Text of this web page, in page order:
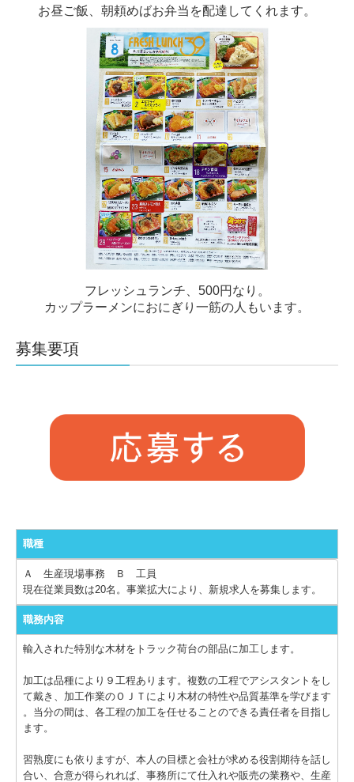
お昼ご飯、朝頼めばお弁当を配達してくれます。
フレッシュランチ、500円なり。
カップラーメンにおにぎり一筋の人もいます。
募集要項
職種
Ａ 生産現場事務 Ｂ 工員
現在従業員数は20名。事業拡大により、新規求人を募集します。
職務内容
輸入された特別な木材をトラック荷台の部品に加工します。
加工は品種により９工程あります。複数の工程でアシスタントをし
て戴き、加工作業のＯＪＴにより木材の特性や品質基準を学びます
。当分の間は、各工程の加工を任せることのできる責任者を目指し
ます。
習熟度にも依りますが、本人の目標と会社が求める役割期待を話し
合い、合意が得られれば、事務所にて仕入れや販売の業務や、生産